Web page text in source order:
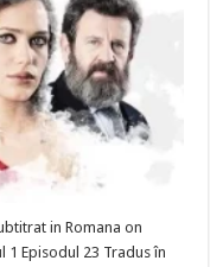
in Romana on
1 Episodul 23 Tradus în